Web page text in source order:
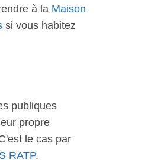
à la Maison
si vous habitez
publiques
propre
le cas par
RATP.